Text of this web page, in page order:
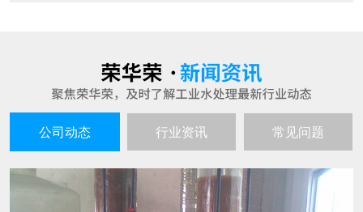
公司动态 行业资讯 常见问题